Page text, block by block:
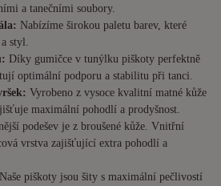
a tanečními soubory.
Nabízíme širokou paletu barev, které
styl.
Díky gumičce v tunýlku piškoty perfektně
optimální podporu a stabilitu při tanci.
Vyrobeno z vysoce kvalitní matné kůže
maximální pohodlí a prodyšnost.
podešev je z broušené kůže. Vnitřní
vrstva zajišťující extra pohodlí a
Naše piškoty jsou šity s maximální pečlivostí